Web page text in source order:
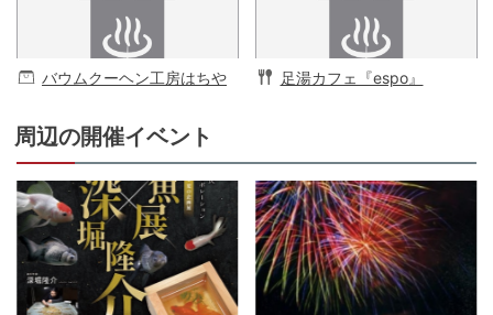
バウムクーヘン工房はちや 足湯カフェ『espo』
周辺の開催イベント